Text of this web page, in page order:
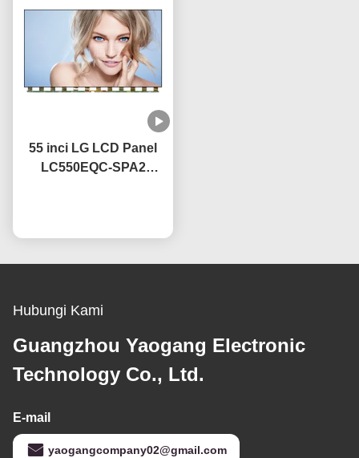
55 inci LG LCD Panel
LC550EQC-SPA2
Hubungi Kami
Guangzhou Yaogang Electronic
Technology Co., Ltd.
E-mail
yaogangcompany02@gmail.com